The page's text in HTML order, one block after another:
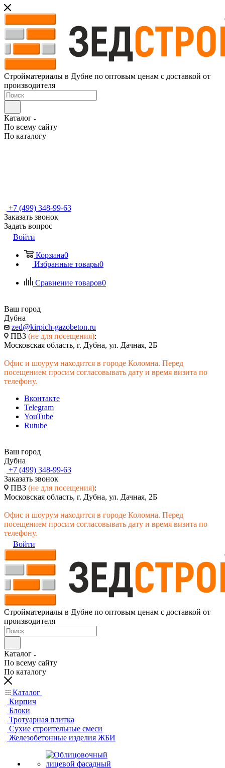
Стройматериалы в Дубне по оптовым ценам с доставкой от
производителя
Каталог
По всему сайту
По каталогу
+7 (499) 348-99-63
Заказать звонок
Задать вопрос
Войти
Корзина0
Избранные товары0
Сравнение товаров0
Ваш город
Дубна
zed@kirpich-gazobeton.ru
ПВЗ (не для посещения):
Московская область, г. Дубна, ул. Дачная, 2Б
Офис и шоурум находится в городе Коломна. Перед
посещением просим согласовывать дату и время визита по
телефону.
Вконтакте
Telegram
YouTube
Rutube
Ваш город
Дубна
+7 (499) 348-99-63
Заказать звонок
ПВЗ (не для посещения):
Московская область, г. Дубна, ул. Дачная, 2Б
Офис и шоурум находится в городе Коломна. Перед
посещением просим согласовывать дату и время визита по
телефону.
Войти
Стройматериалы в Дубне по оптовым ценам с доставкой от
производителя
Каталог
По всему сайту
По каталогу
Каталог
Кирпич
Блоки
Тротуарная плитка
Сухие строительные смеси
Железобетонные изделия ЖБИ